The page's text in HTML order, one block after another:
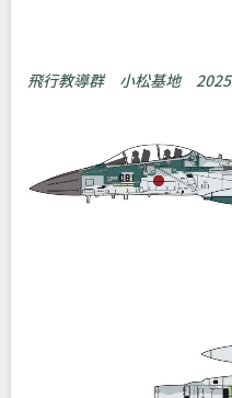
飛行教導群 小松基地 2025